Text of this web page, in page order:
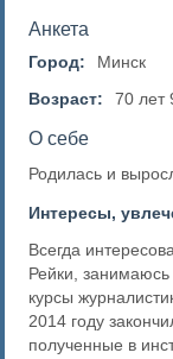
Анкета
Город:
Минск
Возраст:
70 лет
О себе
Родилась и
Интересы,
Всегда
Рейки,
курсы
2014 году
полученные в